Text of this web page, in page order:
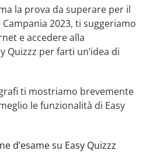
la prova da superare per il
2023, ti suggeriamo
e accedere alla
Quizzz per farti un’idea di
ti mostriamo brevemente
le funzionalità di Easy
d’esame su Easy Quizzz